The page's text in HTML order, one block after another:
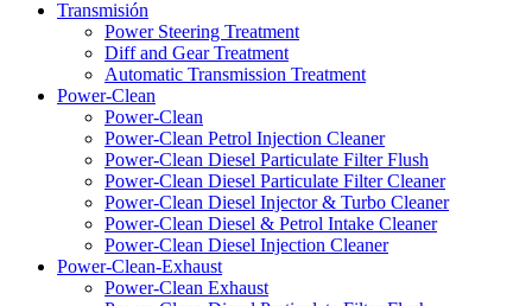
Transmisión
Power Steering Treatment
Diff and Gear Treatment
Automatic Transmission Treatment
Power-Clean
Power-Clean
Power-Clean Petrol Injection Cleaner
Power-Clean Diesel Particulate Filter Flush
Power-Clean Diesel Particulate Filter Cleaner
Power-Clean Diesel Injector & Turbo Cleaner
Power-Clean Diesel & Petrol Intake Cleaner
Power-Clean Diesel Injection Cleaner
Power-Clean-Exhaust
Power-Clean Exhaust